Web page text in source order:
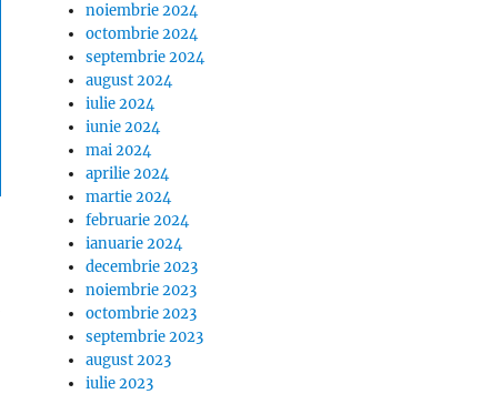
noiembrie 2024
octombrie 2024
septembrie 2024
august 2024
iulie 2024
iunie 2024
mai 2024
aprilie 2024
martie 2024
februarie 2024
ianuarie 2024
decembrie 2023
noiembrie 2023
octombrie 2023
septembrie 2023
august 2023
iulie 2023